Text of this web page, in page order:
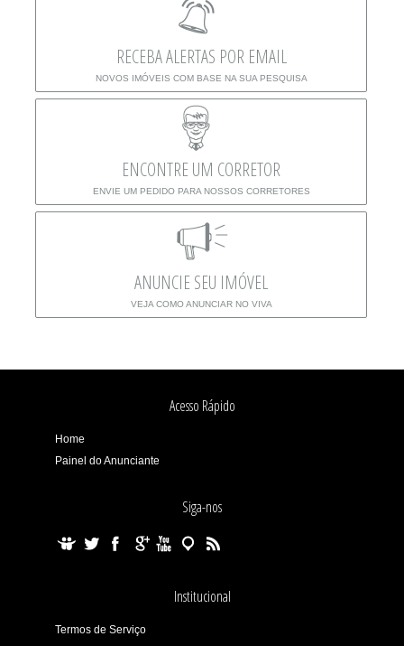
RECEBA ALERTAS POR EMAIL
NOVOS IMÓVEIS COM BASE NA SUA PESQUISA
ENCONTRE UM CORRETOR
ENVIE UM PEDIDO PARA NOSSOS CORRETORES
ANUNCIE SEU IMÓVEL
VEJA COMO ANUNCIAR NO VIVA
Acesso Rápido
Home
Painel do Anunciante
Siga-nos
Institucional
Termos de Serviço